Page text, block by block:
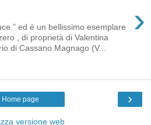
›
” ed è un bellissimo esemplare
, di proprietà di Valentina
di Cassano Magnago (V...
›
Home page
versione web